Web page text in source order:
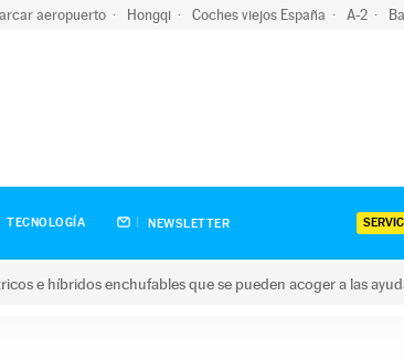
aeropuerto Hongqi Coches viejos España A-2
TECNOLOGÍA NEWSLETTER
e híbridos enchufables que se pueden acoger a las